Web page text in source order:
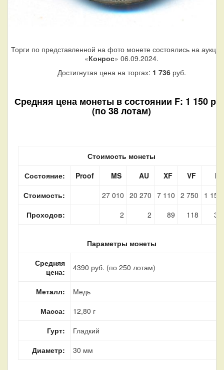
Торги по представленной на фото монете состоялись на
«Конрос» 06.09.2024.
Достигнутая цена на торгах: 1 736руб.
Средняя цена монеты в состоянии F: 1 150
(по 38 лотам)
Стоимость монеты
Состояние:
Proof MS AU XF VF
F
Стоимость:
27 010 20 270 7 110 2 750
1 150
Проходов:
2 2 89 118 38
Параметры монеты
Средняя
цена:
4390 руб. (по 250 лотам)
Металл:
Медь
Масса:
12,80 г
Гурт:
Гладкий
Диаметр:
30 мм